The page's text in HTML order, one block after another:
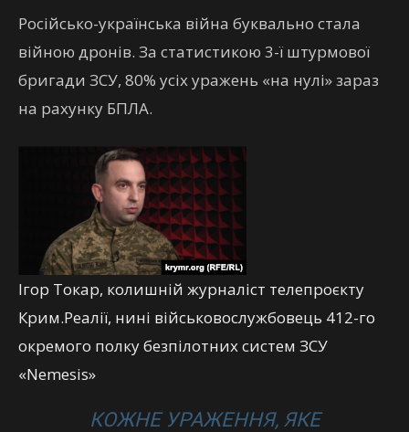
Російсько-українська війна буквально стала
війною дронів. За статистикою 3-ї штурмової
бригади ЗСУ, 80% усіх уражень «на нулі» зараз
на рахунку БПЛА.
Ігор Токар, колишній журналіст телепроєкту
Крим.Реалії, нині військовослужбовець 412-го
окремого полку безпілотних систем ЗСУ
«Nemesis»
КОЖНЕ УРАЖЕННЯ, ЯКЕ